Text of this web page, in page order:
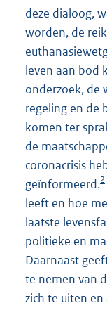
deze dialoog,
worden, de
leven aan bod
onderzoek, de
regeling en de
komen ter
de
coronacrisis
geïnformeerd.2
leeft en hoe
laatste
politieke en
Daarnaast
te nemen van
zich te uiten